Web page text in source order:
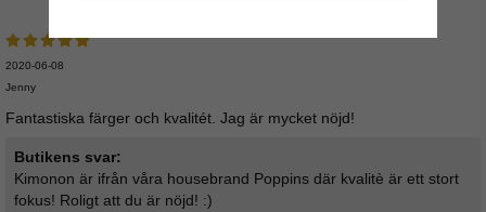
2020-06-08
Jenny
Fantastiska färger och kvalitét. Jag är mycket nöjd!
Butikens svar:
Kimonon är ifrån våra housebrand Poppins där kvalitè är ett stort
fokus! Roligt att du är nöjd! :)